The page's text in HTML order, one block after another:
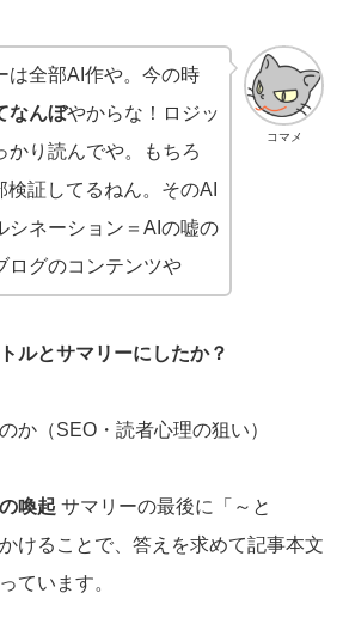
コマメ
は全部AI作や。今の時
なんぼやからな！ロジッ
かり読んでや。もちろ
証してるねん。そのAI
シネーション＝AIの嘘の
ログのコンテンツや
ルとサマリーにしたか？
か（SEO・読者心理の狙い）
喚起 サマリーの最後に「～と
けることで、答えを求めて記事本文
ています。